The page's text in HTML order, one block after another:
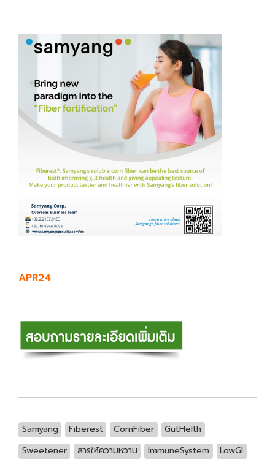
APR24
Samyang Fiberest CornFiber
GutHelth
Sweetener
สารให้ความหวาน ImmuneSystem
LowGI